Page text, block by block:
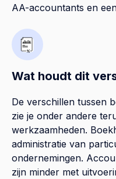
AA-accountants en
Wat houdt dit
De verschillen tussen
zie je onder andere
werkzaamheden.
administratie van
ondernemingen.
zijn minder met